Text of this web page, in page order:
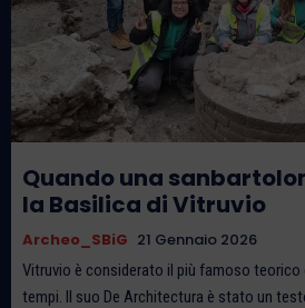
Quando una
la Basilica di Vitruvio
Archeo_SBiG 21 Gennaio 2026
Vitruvio è considerato il più famoso teorico
tempi. Il suo De Architectura è stato un